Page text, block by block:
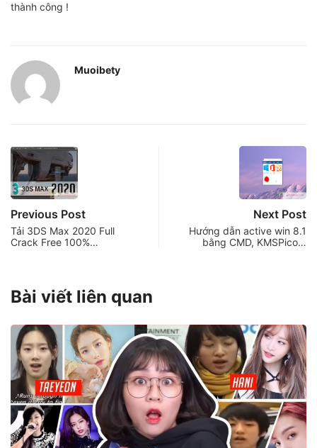
thành công !
Muoibety
Previous Post
Tải 3DS Max 2020 Full
Crack Free 100%…
Next Post
Hướng dẫn active win 8.1
bằng CMD, KMSPico…
Bài viết liên quan